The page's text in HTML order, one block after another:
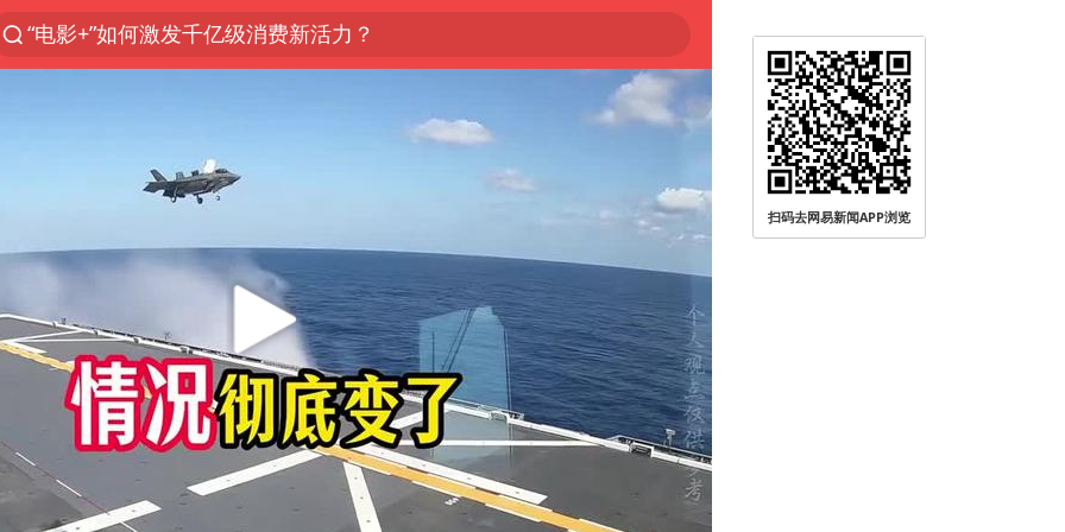
“电影+”如何激发千亿级消费新活力？
美股存储板块集体大跌
上海：台风白海豚或将带来龙卷风
四川宜宾地震网友称睡觉被摇醒
百花奖开幕式
老中医：立秋后养心是关键
中国女篮70-67险胜尼日利亚女篮
国防部：坚决反制任何闹海挑衅图谋
扫码去网易新闻APP浏览